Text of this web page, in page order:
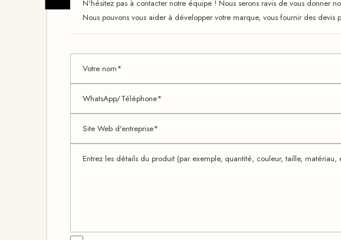
N'hésitez pas à contacter notre équipe ! Nous serons ravis de vous donner
Nous pouvons vous aider à développer votre marque, vous fournir des devis